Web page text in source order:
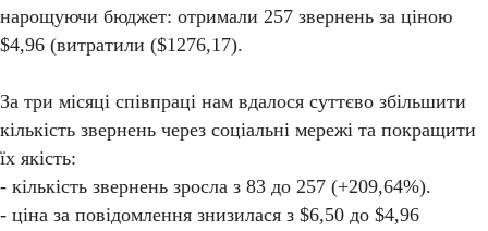
нарощуючи бюджет: отримали 257 звернень за ціною
$4,96 (витратили ($1276,17).
За три місяці співпраці нам вдалося суттєво збільшити
кількість звернень через соціальні мережі та покращити
їх якість:
- кількість звернень зросла з 83 до 257 (+209,64%).
- ціна за повідомлення знизилася з $6,50 до $4,96